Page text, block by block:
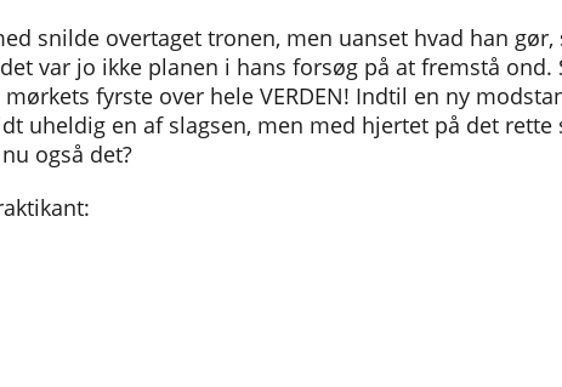
snilde overtaget tronen, men uanset hvad han gør,
var jo ikke planen i hans forsøg på at fremstå ond.
fyrste over hele VERDEN! Indtil en ny
uheldig en af slagsen, men med hjertet på det rette
også det?